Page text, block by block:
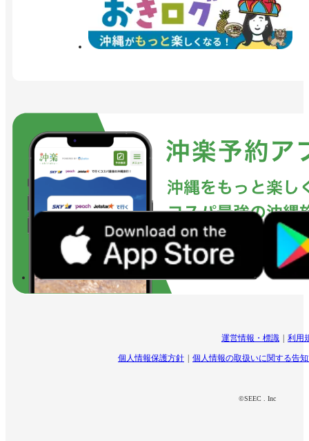
運営情報・標識 利用
個人情報保護方針 個人情報の取扱いに関する告
©SEEC . Inc